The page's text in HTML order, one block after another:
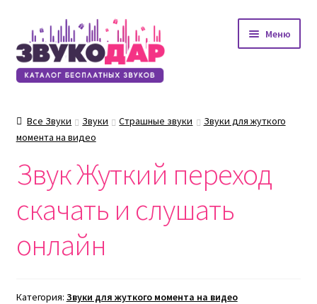
Перейти
к
навигации
Перейти
к
содержимому
Меню
Все Звуки Звуки Страшные звуки
Звуки для жуткого
момента на видео
Звук Жуткий переход
скачать и слушать
онлайн
Категория: Звуки для жуткого момента на видео